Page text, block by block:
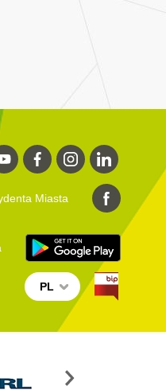
Miasta
PL